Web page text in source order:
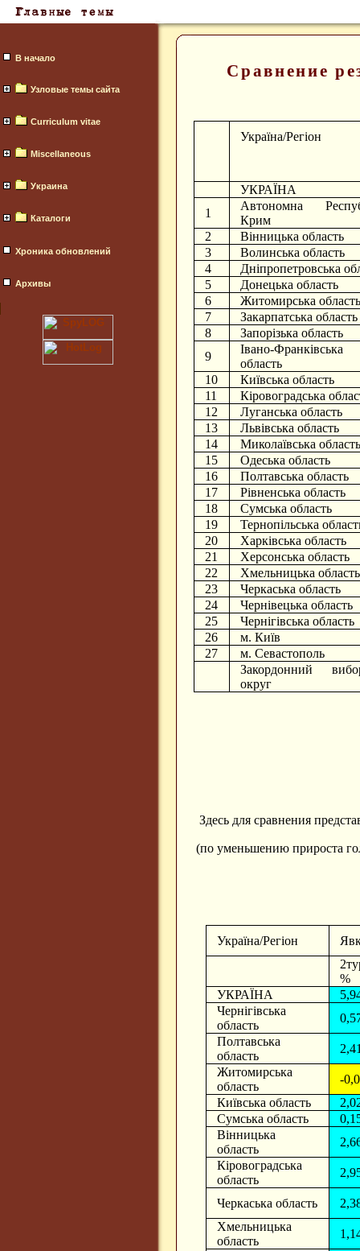
В начало
Узловые темы сайта
Curriculum vitae
Miscellaneous
Украина
Каталоги
Хроника обновлений
Архивы
Сравнение
Україна/Регіон
УКРАЇНА
1
Автономна
Крим
2
Вінницька область
3
Волинська область
4
Дніпропетровська
5
Донецька область
6
Житомирська область
7
Закарпатська область
8
Запорізька область
9
Івано-Франківська
область
10
Київська область
11
Кіровоградська
12
Луганська область
13
Львівська область
14
Миколаївська область
15
Одеська область
16
Полтавська область
17
Рівненська область
18
Сумська область
19
Тернопільська
20
Харківська область
21
Херсонська область
22
Хмельницька область
23
Черкаська область
24
Чернівецька область
25
Чернігівська область
26
м. Київ
27
м. Севастополь
Закордонний
округ
Здесь для сравнения
(по уменьшению прироста
Україна/Регіон
%
УКРАЇНА
Чернігівська
область
Полтавська
область
Житомирська
область
-
Київська область
Сумська область
Вінницька
область
Кіровоградська
область
Черкаська область
Хмельницька
область